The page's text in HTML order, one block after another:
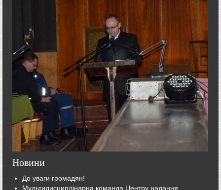
Новини
До уваги громадян!
Мультидисциплінарна команда Центру надання